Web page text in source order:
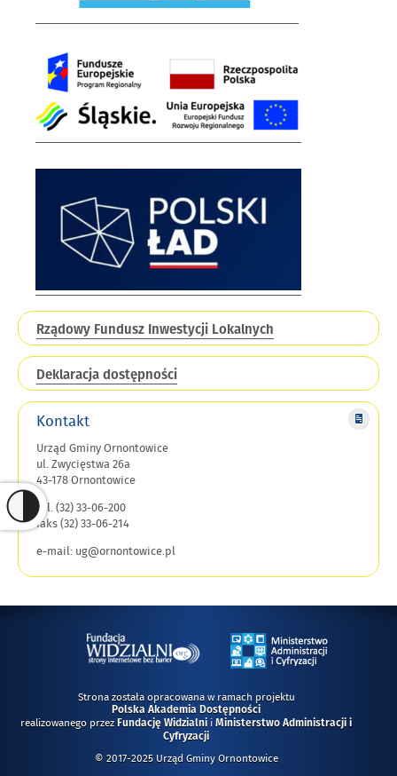
Rządowy Fundusz Inwestycji Lokalnych
Deklaracja dostępności
Kontakt
Urząd Gminy Ornontowice
ul. Zwycięstwa 26a
43-178 Ornontowice
tel. (32) 33-06-200
faks (32) 33-06-214
e-mail: ug@ornontowice.pl
Strona została opracowana w ramach projektu
Polska Akademia Dostępności
realizowanego przezFundację Widzialni iMinisterstwo Administracji i
Cyfryzacji
© 2017-2025 Urząd Gminy Ornontowice